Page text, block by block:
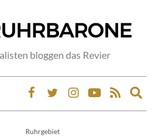
bloggen das Revier
Ruhrgebiet